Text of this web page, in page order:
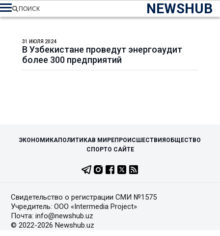
NEWSHUB
ПОИСК
В Узбекистане проведут энергоаудит
более 300 предприятий
31 ИЮЛЯ 2024
ЭКОНОМИКАПОЛИТИКАВ МИРЕПРОИСШЕСТВИЯ ОБЩЕСТВО
СПОРТО САЙТЕ
Свидетельство о регистрации СМИ №1575
Учредитель: ООО «Intermedia Project»
Почта: info@newshub.uz
© 2022-2026 Newshub.uz